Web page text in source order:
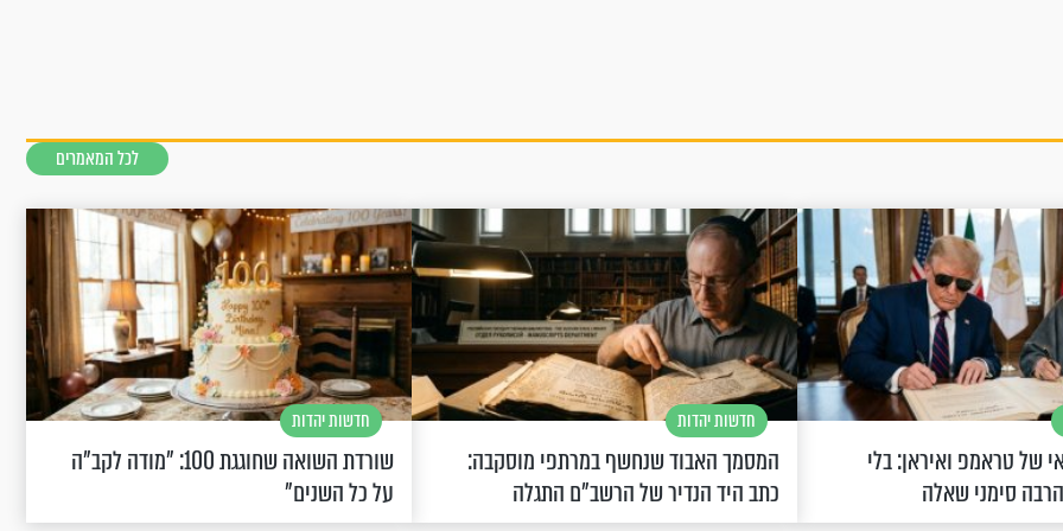
לכל המאמרים
של טראמפ ואיראן: בלי
סימני שאלה
חדשות יהדות
המסמך האבוד שנחשף במרתפי מוסקבה:
כתב היד הנדיר של הרשב"ם התגלה
חדשות יהדות
שורדת השואה שחוגגת 100: "מודה לקב"ה
על כל השנים"